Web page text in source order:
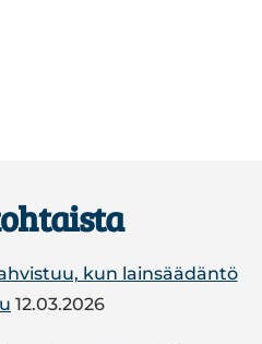
kun lainsäädäntö
12.03.2026